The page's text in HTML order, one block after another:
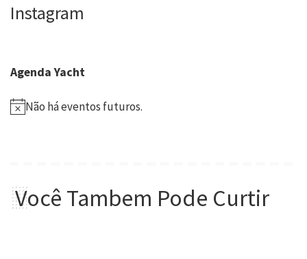
Instagram
Agenda Yacht
Não há eventos futuros.
Você Tambem Pode Curtir